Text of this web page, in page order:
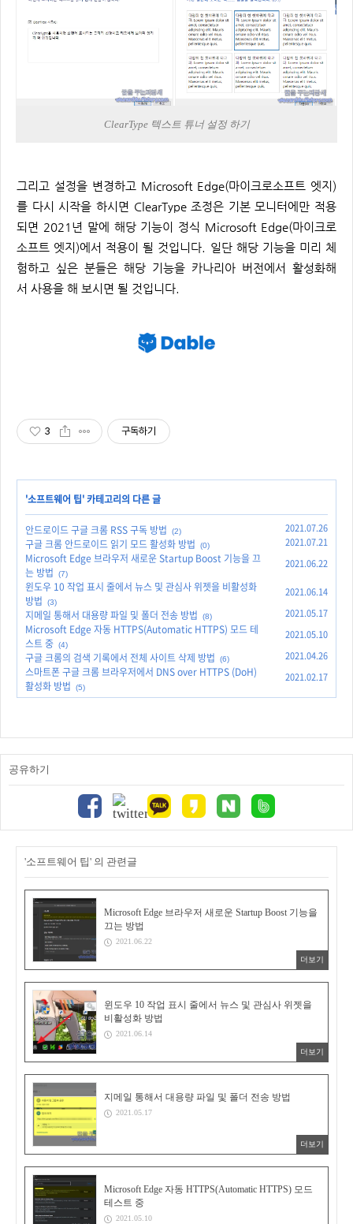
ClearType 텍스트 튜너 설정 하기
그리고 설정을 변경하고 Microsoft Edge(마이크로소프트 엣지)
를 다시 시작을 하시면 ClearType 조정은 기본 모니터에만 적용
되면 2021년 말에 해당 기능이 정식 Microsoft Edge(마이크로
소프트 엣지)에서 적용이 될 것입니다. 일단 해당 기능을 미리 체
험하고 싶은 분들은 해당 기능을 카나리아 버전에서 활성화해
서 사용을 해 보시면 될 것입니다.
3 구독하기
'소프트웨어 팁' 카테고리의 다른 글
안드로이드 구글 크롬 RSS 구독 방법 (2) 2021.07.26
구글 크롬 안드로이드 읽기 모드 활성화 방법 (0) 2021.07.21
Microsoft Edge 브라우저 새로운 Startup Boost 기능을 끄
는 방법
(7)
2021.06.22
윈도우 10 작업 표시 줄에서 뉴스 및 관심사 위젯을 비활성화
방법
(3)
2021.06.14
지메일 통해서 대용량 파일 및 폴더 전송 방법 (8) 2021.05.17
Microsoft Edge 자동 HTTPS(Automatic HTTPS) 모드 테
스트 중 (4)
2021.05.10
구글 크롬의 검색 기록에서 전체 사이트 삭제 방법 (6) 2021.04.26
스마트폰 구글 크롬 브라우저에서 DNS over HTTPS (DoH)
활성화 방법
(5)
2021.02.17
공유하기
'소프트웨어 팁' 의 관련글
Microsoft Edge 브라우저 새로운 Startup Boost 기능을
끄는 방법
2021.06.22
더보기
윈도우 10 작업 표시 줄에서 뉴스 및 관심사 위젯을
비활성화 방법
2021.06.14
더보기
지메일 통해서 대용량 파일 및 폴더 전송 방법
2021.05.17
더보기
Microsoft Edge 자동 HTTPS(Automatic HTTPS) 모드
테스트 중
2021.05.10